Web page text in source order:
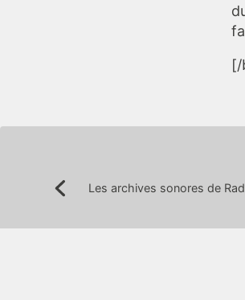
[/
Navigation
Précédent:Les archives sonores de